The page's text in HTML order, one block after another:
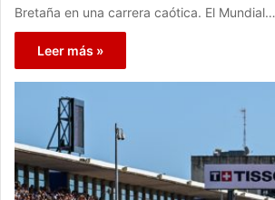
Bretaña en una carrera caótica. El Mundial…
Leer más »